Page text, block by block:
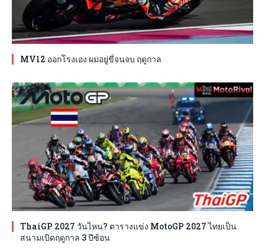
MV12 ออกโรงเอง ผมอยู่ขี่จนจบ ฤดูกาล
ThaiGP 2027 วันไหน? ตารางแข่ง MotoGP 2027 ไทยเป็น
สนามเปิดฤดูกาล 3 ปีซ้อน